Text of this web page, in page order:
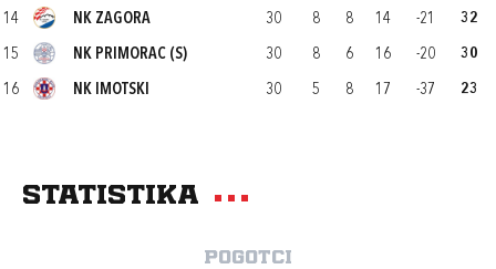
14 NK ZAGORA 30 8 8 14 -21 32
15 NK PRIMORAC (S) 30 8 6 16 -20 30
16 NK IMOTSKI 30 5 8 17 -37 23
Statistika
Pogotci